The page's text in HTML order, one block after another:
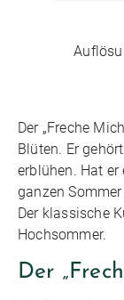
Der „Freche
Blüten. Er
erblühen. Hat er
ganzen
Der klassische
Hochsommer.
Der